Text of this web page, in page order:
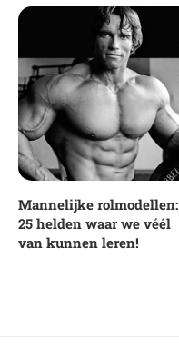
Mannelijke rolmodellen:
25 helden waar we véél
van kunnen leren!